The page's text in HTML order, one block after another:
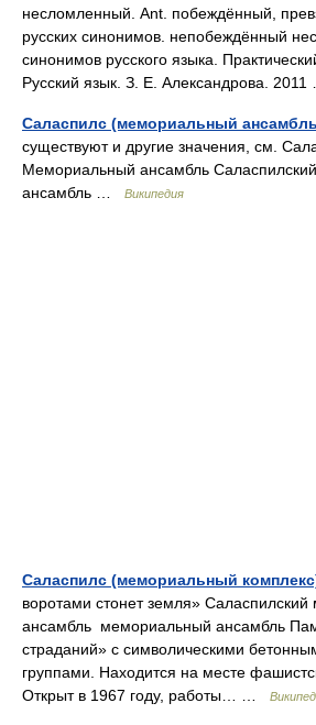
несломленный. Ant. побеждённый,
русских синонимов. непобеждённый
синонимов русского языка.
Русский язык. З. Е. Александрова.
Саласпилс (мемориальный
существуют и другие значения, см.
Мемориальный ансамбль
ансамбль …
Википедия
Саласпилс (мемориальный
воротами стонет земля»
ансамбль мемориальный ансамбль
страданий» с символическими
группами. Находится на месте
Открыт в 1967 году, работы… …